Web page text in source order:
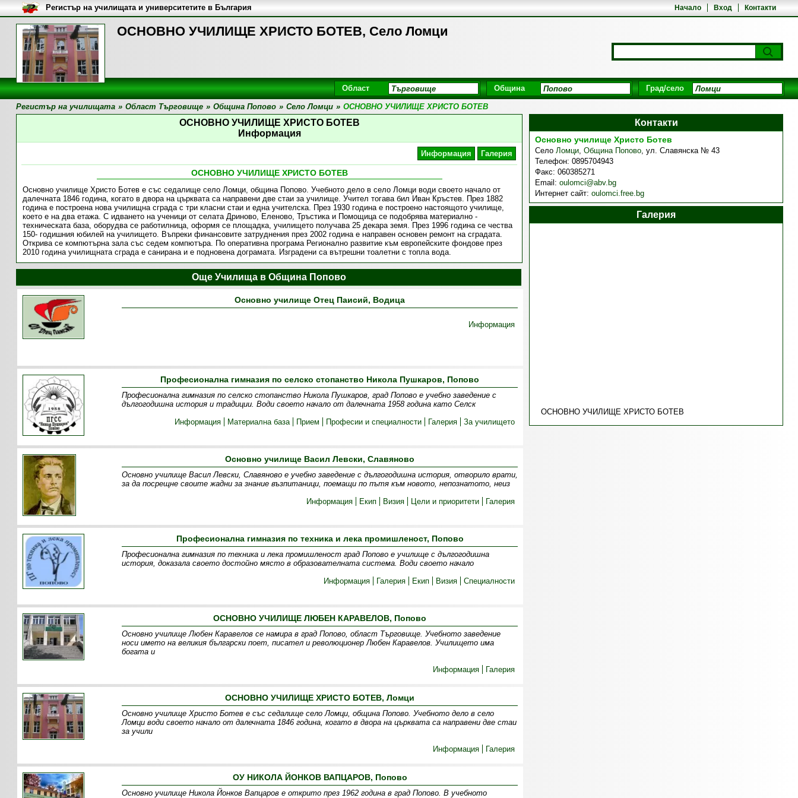
ОСНОВНО УЧИЛИЩЕ ХРИСТО БОТЕВ, Село Ломци
Начало Вход Контакти
Регистър на училищата и университетите в България
Област Община Град/село
Регистър на училищата » Област Търговище » Община Попово » Село Ломци » ОСНОВНО УЧИЛИЩЕ ХРИСТО БОТЕВ
ОСНОВНО УЧИЛИЩЕ ХРИСТО БОТЕВ
Информация
Информация Галерия
ОСНОВНО УЧИЛИЩЕ ХРИСТО БОТЕВ
Основно училище Христо Ботев е със седалище село Ломци, община Попово. Учебното дело в село Ломци води своето начало от
далечната 1846 година, когато в двора на църквата са направени две стаи за училище. Учител тогава бил Иван Кръстев. През 1882
година е построена нова училищна сграда с три класни стаи и една учителска. През 1930 година е построено настоящото училище,
което е на два етажа. С идването на ученици от селата Дриново, Еленово, Тръстика и Помощица се подобрява материално -
техническата база, оборудва се работилница, оформя се площадка, училището получава 25 декара земя. През 1996 година се чества
150- годишния юбилей на училището. Въпреки финансовите затруднения през 2002 година е направен основен ремонт на сградата.
Открива се компютърна зала със седем компютъра. По оперативна програма Регионално развитие към европейските фондове през
2010 година училищната сграда е санирана и е подновена дограмата. Изградени са вътрешни тоалетни с топла вода.
Контакти
Основно училище Христо Ботев
Село Ломци, Община Попово, ул. Славянска № 43
Телефон: 0895704943
Факс: 060385271
Email: oulomci@abv.bg
Интернет сайт: oulomci.free.bg
Галерия
ОСНОВНО УЧИЛИЩЕ ХРИСТО БОТЕВ
Още Училища в Община Попово
Основно училище Отец Паисий, Водица
Информация
Професионална гимназия по селско стопанство Никола Пушкаров, Попово
Професионална гимназия по селско стопанство Никола Пушкаров, град Попово е учебно заведение с
дългогодишна история и традиции. Води своето начало от далечната 1958 година като Селск
Информация
Материална база Прием Професии и специалности Галерия За училището
Основно училище Васил Левски, Славяново
Основно училище Васил Левски, Славяново е учебно заведение с дългогодишна история, отворило врати,
за да посрещне своите жадни за знание възпитаници, поемащи по пътя към новото, непознатото, неиз
Информация
Екип Визия Цели и приоритети Галерия
Професионална гимназия по техника и лека промишленост, Попово
Професионална гимназия по техника и лека промишленост град Попово е училище с дългогодишна
история, доказала своето достойно място в образователната система. Води своето начало
Информация
Галерия Екип Визия Специалности
ОСНОВНО УЧИЛИЩЕ ЛЮБЕН КАРАВЕЛОВ, Попово
Основно училище Любен Каравелов се намира в град Попово, област Търговище. Учебното заведение
носи името на великия български поет, писател и революционер Любен Каравелов. Училището има
богата и
Информация
Галерия
ОСНОВНО УЧИЛИЩЕ ХРИСТО БОТЕВ, Ломци
Основно училище Христо Ботев е със седалище село Ломци, община Попово. Учебното дело в село
Ломци води своето начало от далечната 1846 година, когато в двора на църквата са направени две стаи
за учили
Информация
Галерия
ОУ НИКОЛА ЙОНКОВ ВАПЦАРОВ, Попово
Основно училище Никола Йонков Вапцаров е открито през 1962 година в град Попово. В учебното